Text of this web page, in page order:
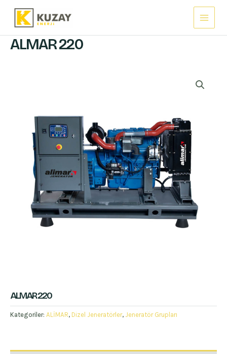
Main
Menu
ALMAR 220
ALMAR 220
Kategoriler: ALİMAR, Dizel Jeneratörler, Jeneratör Grupları